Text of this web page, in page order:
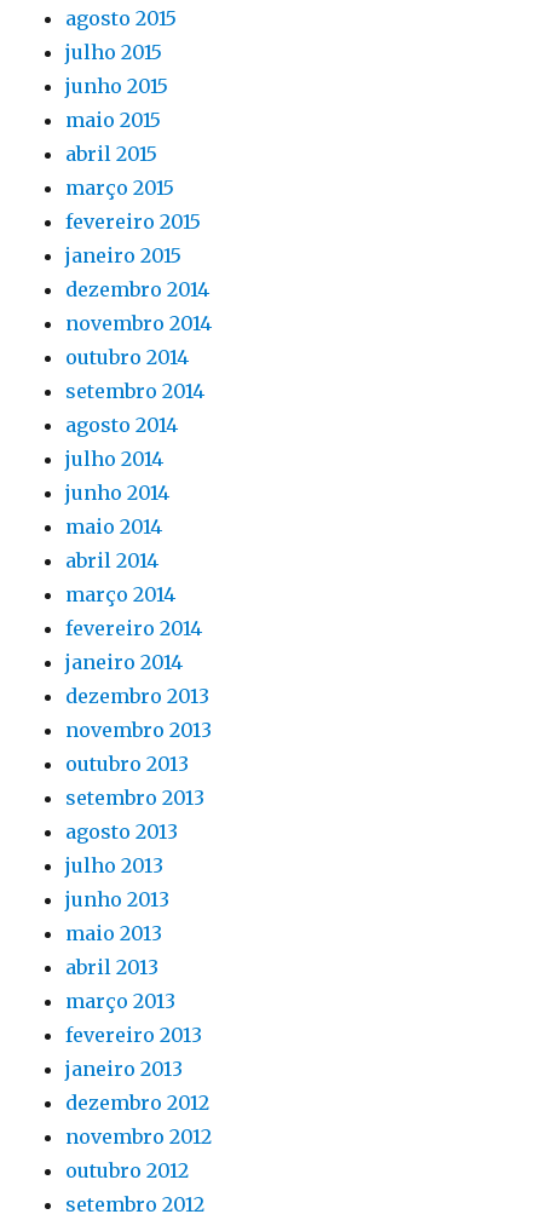
agosto 2015
julho 2015
junho 2015
maio 2015
abril 2015
março 2015
fevereiro 2015
janeiro 2015
dezembro 2014
novembro 2014
outubro 2014
setembro 2014
agosto 2014
julho 2014
junho 2014
maio 2014
abril 2014
março 2014
fevereiro 2014
janeiro 2014
dezembro 2013
novembro 2013
outubro 2013
setembro 2013
agosto 2013
julho 2013
junho 2013
maio 2013
abril 2013
março 2013
fevereiro 2013
janeiro 2013
dezembro 2012
novembro 2012
outubro 2012
setembro 2012